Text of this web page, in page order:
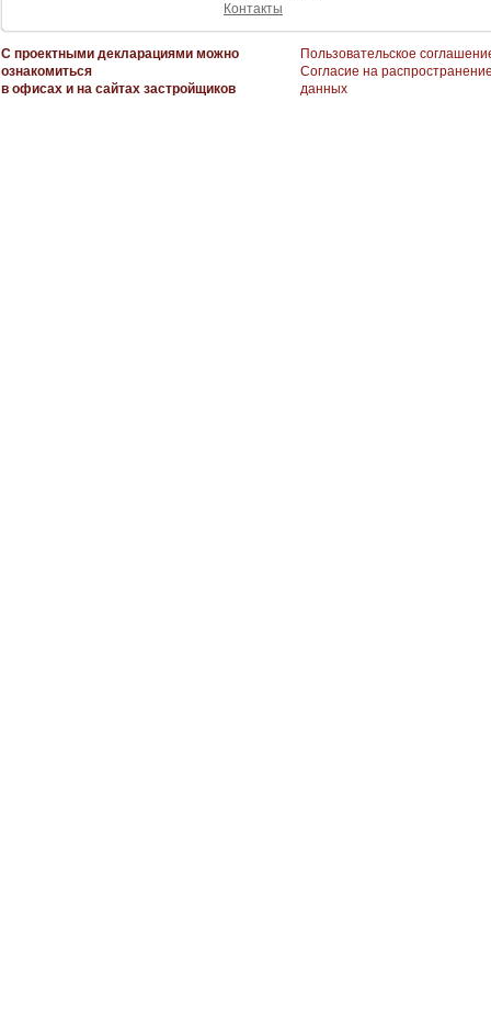
Контакты
С проектными декларациями можно
ознакомиться
в офисах и на сайтах застройщиков
Пользовательское
Согласие на
данных